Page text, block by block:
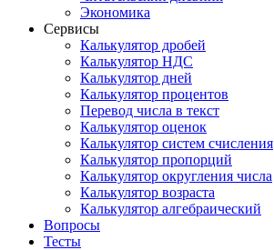
Экономика
Сервисы
Калькулятор дробей
Калькулятор НДС
Калькулятор дней
Калькулятор процентов
Перевод числа в текст
Калькулятор оценок
Калькулятор систем счисления
Калькулятор пропорций
Калькулятор округления числа
Калькулятор возраста
Калькулятор алгебраический
Вопросы
Тесты